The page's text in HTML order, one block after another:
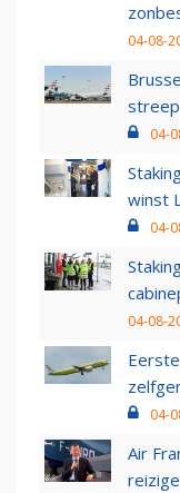
04-08-
04-
winst
04-
04-08-
04-
Air